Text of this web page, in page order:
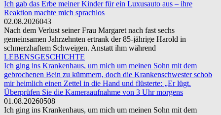
Ich gab das Erbe meiner Kinder für ein Luxusauto aus – ihre
Reaktion machte mich sprachlos
02.08.2026043
Nach dem Verlust seiner Frau Margaret nach fast sechs
gemeinsamen Jahrzehnten ertrank der 85-jährige Harold in
schmerzhaftem Schweigen. Anstatt ihm während
LEBENSGESCHICHTE
Ich ging ins Krankenhaus, um mich um meinen Sohn mit dem
gebrochenen Bein zu kümmern, doch die Krankenschwester schob
mir heimlich einen Zettel in die Hand und flüsterte: „Er lügt.
Überprüfen Sie die Kameraaufnahme von 3 Uhr morgens
01.08.20260508
Ich ging ins Krankenhaus, um mich um meinen Sohn mit dem